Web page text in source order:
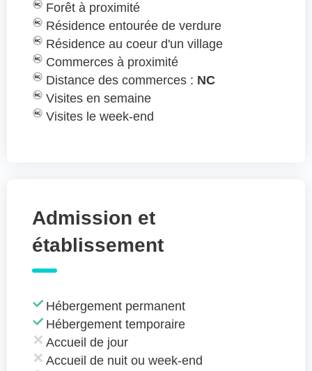
Forêt à proximité
Résidence entourée de verdure
Résidence au coeur d'un village
Commerces à proximité
Distance des commerces : NC
Visites en semaine
Visites le week-end
Admission et
établissement
Hébergement permanent
Hébergement temporaire
Accueil de jour
Accueil de nuit ou week-end